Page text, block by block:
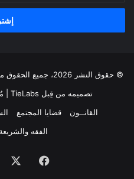
الإلكتروني
© حقوق النشر 2026، جميع الحقوق محفوظة |
تصميمه من قِبل TieLabs
|
القانــون
قضايا المجتمع
الفقه والشريعة
فيسبوك